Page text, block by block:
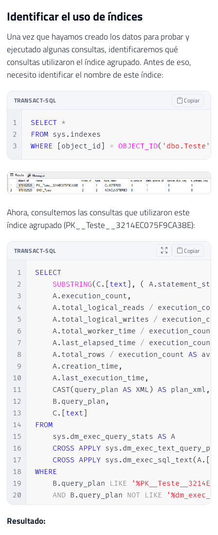
23
25
26
27
28
SELECT * FROM dbo .Teste WHERE Id = 2
SELECT * FROM dbo.Teste WHERE Id
SELECT * FROM dbo.Teste WHERE Nome =
SELECT * FROM dbo.Teste WHERE Nome
Identificar el uso de índices
Una vez que hayamos creado los datos para probar y
ejecutado algunas consultas, identificaremos qué
consultas utilizaron el índice agrupado. Antes de eso,
necesito identificar el nombre de este índice:
TRANSACT-SQL Copiar
1
2
3
SELECT *
FROM sys .
WHERE
[object_id] = OBJECT_ID( 'dbo.Teste'
Ahora, consultemos las consultas que utilizaron este
índice agrupado (PK__Teste__3214EC075F9CA38E):
TRANSACT-SQL Copiar
1
2
3
4
5
6
7
8
9
10
11
12
13
14
15
16
17
18
19
20
21
22
SELECT
SUBSTRING( C. text , ( A.
    A
. execution_count ,
    A
. total_logical_reads /
    A
. total_logical_writes /
    A
. total_worker_time /
    A
. last_elapsed_time /
    A
. total_rows / execution_count AS
    A
. creation_time ,
    A
. last_execution_time ,
    CAST
( query_plan AS XML ) AS plan_xml ,
    B
. query_plan ,
    C
. text
FROM
    sys
. dm_exec_query_stats AS A
CROSS APPLY sys .
CROSS APPLY sys . dm_exec_sql_text(A.
WHERE
    B
. query_plan LIKE
AND B . query_plan NOT LIKE
ORDER BY
    A
Resultado: